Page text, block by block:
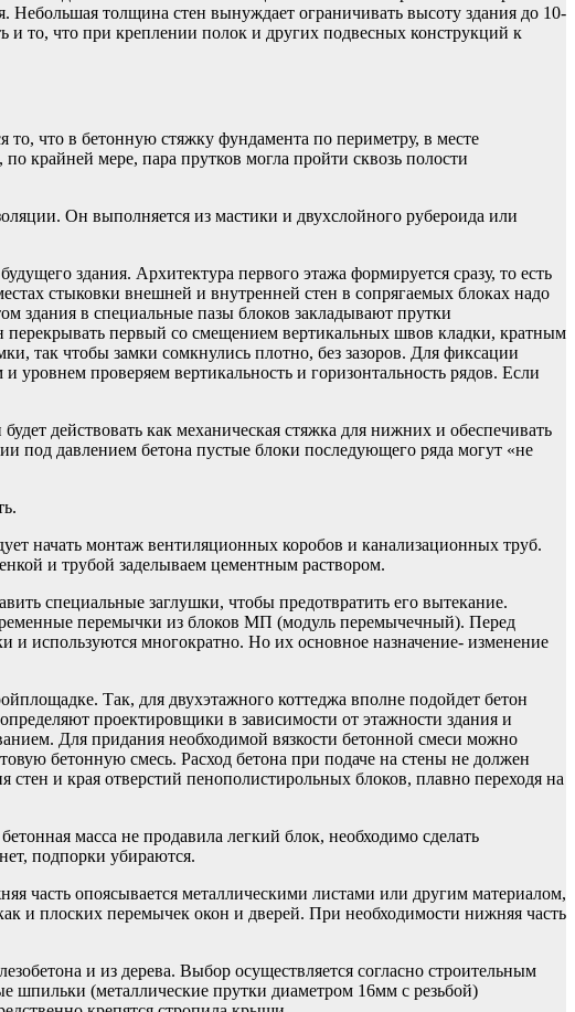
Небольшая толщина стен вынуждает ограничивать высоту здания до 10-
то, что при креплении полок и других подвесных конструкций к
что в бетонную стяжку фундамента по периметру, в месте
крайней мере, пара прутков могла пройти сквозь полости
Он выполняется из мастики и двухслойного рубероида или
здания. Архитектура первого этажа формируется сразу, то есть
стыковки внешней и внутренней стен в сопрягаемых блоках надо
здания в специальные пазы блоков закладывают прутки
перекрывать первый со смещением вертикальных швов кладки, кратным
так чтобы замки сомкнулись плотно, без зазоров. Для фиксации
уровнем проверяем вертикальность и горизонтальность рядов. Если
действовать как механическая стяжка для нижних и обеспечивать
под давлением бетона пустые блоки последующего ряда могут «не
начать монтаж вентиляционных коробов и канализационных труб.
и трубой заделываем цементным раствором.
специальные заглушки, чтобы предотвратить его вытекание.
перемычки из блоков МП (модуль перемычечный). Перед
и используются многократно. Но их основное назначение- изменение
Так, для двухэтажного коттеджа вполне подойдет бетон
проектировщики в зависимости от этажности здания и
Для придания необходимой вязкости бетонной смеси можно
бетонную смесь. Расход бетона при подаче на стены не должен
и края отверстий пенополистирольных блоков, плавно переходя на
масса не продавила легкий блок, необходимо сделать
подпорки убираются.
часть опоясывается металлическими листами или другим материалом,
и плоских перемычек окон и дверей. При необходимости нижняя часть
и из дерева. Выбор осуществляется согласно строительным
шпильки (металлические прутки диаметром 16мм с резьбой)